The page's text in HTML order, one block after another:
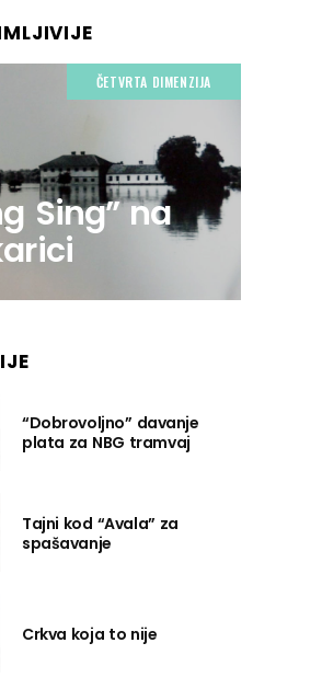
ČETVRTA DIMENZIJA
Sing” na
“Dobrovoljno” davanje
plata za NBG tramvaj
Tajni kod “Avala” za
spašavanje
Crkva koja to nije